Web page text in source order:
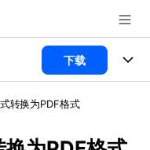
下载
转换为PDF格式